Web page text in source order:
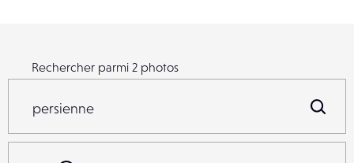
Rechercher parmi 2 photos